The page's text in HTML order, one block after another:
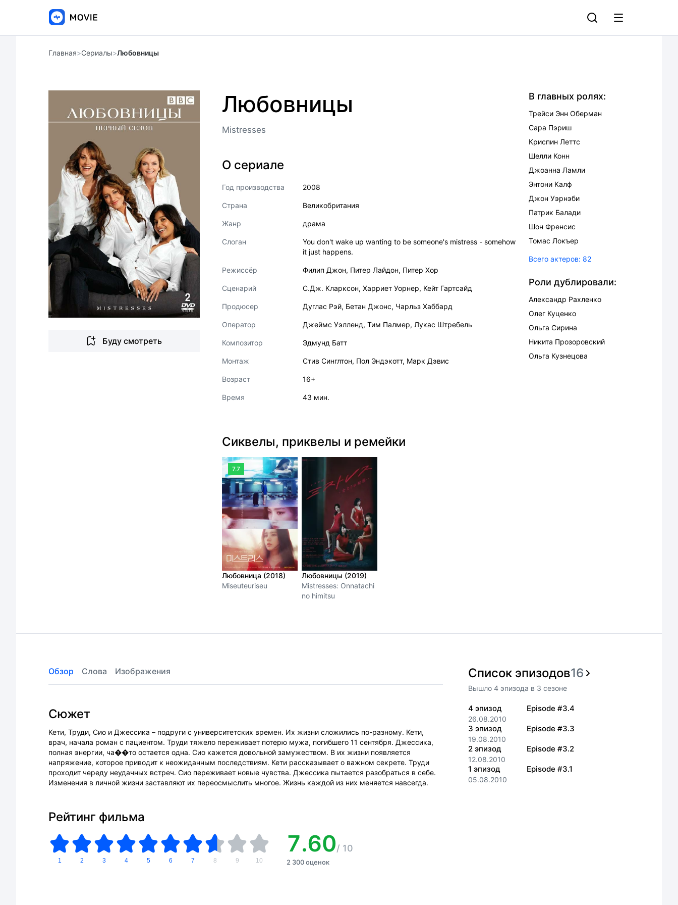
Главная>Сериалы>Любовницы
Буду смотреть
Любовницы
Mistresses
О сериале
Год производства 2008
Страна Великобритания
Жанр драма
Слоган
You don't wake up wanting to be someone's mistress - somehow
it just happens.
Режиссёр Филип Джон, Питер Лайдон, Питер Хор
Сценарий С.Дж. Кларксон, Харриет Уорнер, Кейт Гартсайд
Продюсер Дуглас Рэй, Бетан Джонс, Чарльз Хаббард
Оператор Джеймс Уэлленд, Тим Палмер, Лукас Штребель
Композитор Эдмунд Батт
Монтаж Стив Синглтон, Пол Эндэкотт, Марк Дэвис
Возраст 16+
Время 43 мин.
В главных ролях:
Трейси Энн Оберман
Сара Пэриш
Криспин Леттс
Шелли Конн
Джоанна Ламли
Энтони Калф
Джон Уэрнэби
Патрик Балади
Шон Френсис
Томас Локъер
Всего актеров: 82
Роли дублировали:
Александр Рахленко
Олег Куценко
Ольга Сирина
Никита Прозоровский
Ольга Кузнецова
Сиквелы, приквелы и ремейки
7.7
Любовница (2018)
Miseuteuriseu
Любовницы (2019)
Mistresses: Onnatachi
no himitsu
Обзор Слова Изображения
Сюжет
Кети, Труди, Сио и Джессика – подруги с университетских времен. Их жизни сложились по-разному. Кети,
врач, начала роман с пациентом. Труди тяжело переживает потерю мужа, погибшего 11 сентября. Джессика,
полная энергии, ча��то остается одна. Сио кажется довольной замужеством. В их жизни появляется
напряжение, которое приводит к неожиданным последствиям. Кети рассказывает о важном секрете. Труди
проходит череду неудачных встреч. Сио переживает новые чувства. Джессика пытается разобраться в себе.
Изменения в личной жизни заставляют их переосмыслить многое. Жизнь каждой из них меняется навсегда.
Рейтинг фильма
1 2 3 4 5 6 7 8 9 10
7.60/ 10
2 300 оценок
Список эпизодов16
Вышло 4 эпизода в 3 сезоне
4 эпизод
26.08.2010
Episode #3.4
3 эпизод
19.08.2010
Episode #3.3
2 эпизод
12.08.2010
Episode #3.2
1 эпизод
05.08.2010
Episode #3.1